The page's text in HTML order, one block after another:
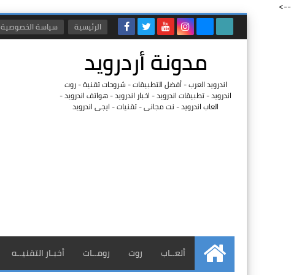
-->
الرئيسية سياسة الخصوصية
مدونة أردرويد
اندرويد العرب - أفضل التطبيقات - شروحات تقنية - روت
اندرويد - تطبيقات اندرويد - اخبار اندرويد - هواتف اندرويد -
العاب اندرويد - نت مجانى - تقنيات - ايجى اندرويد
الرئيسية
ألعــاب روت رومــات أخبـار التقنيــه